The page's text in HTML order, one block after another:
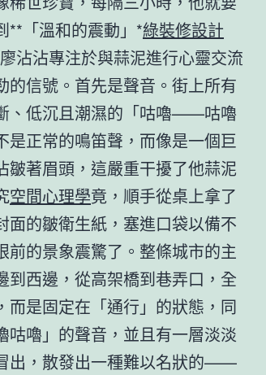
**「溫和的震動」*綠裝修設計
沾沾專注於與蒜泥進行心靈交流
的信號。首先是聲音。街上所有
、低沉且潮濕的「咕嚕——咕嚕
正常的鳴笛聲，而像是一個巨
皺著眉頭，這嚴重干擾了他蒜泥
空間心理學竟，順手從桌上拿了
面的皺衛生紙，塞進口袋以備不
前的景象震驚了。整條城市的主
西邊，從高架橋到巷弄口，全
而是固定在「通行」的狀態，同
咕嚕」的聲音，並且有一層淡淡
出，散發出一種難以名狀的——